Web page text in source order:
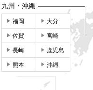
九州・沖縄
福岡 大分
佐賀 宮崎
長崎 鹿児島
熊本 沖縄